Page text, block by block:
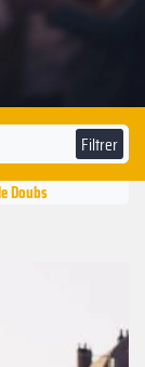
Filtrer
Doubs